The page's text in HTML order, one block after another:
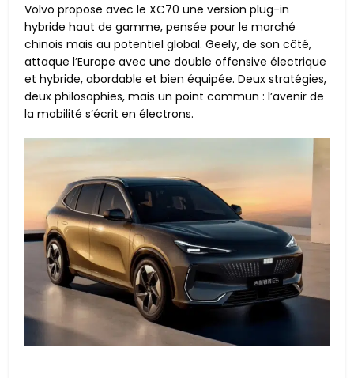
Volvo propose avec le XC70 une version plug-in
hybride haut de gamme, pensée pour le marché
chinois mais au potentiel global. Geely, de son côté,
attaque l’Europe avec une double offensive électrique
et hybride, abordable et bien équipée. Deux stratégies,
deux philosophies, mais un point commun : l’avenir de
la mobilité s’écrit en électrons.